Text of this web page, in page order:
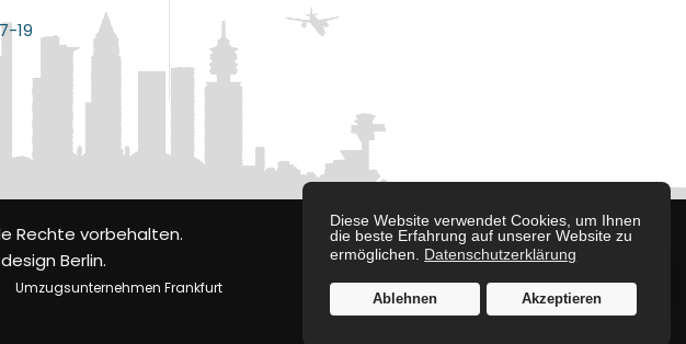
Diese Website verwendet Cookies, um Ihnen
die beste Erfahrung auf unserer Website zu
ermöglichen.
Datenschutzerklärung
Ablehnen Akzeptieren
19
Rechte vorbehalten.
Berlin.
Umzugsunternehmen Frankfurt